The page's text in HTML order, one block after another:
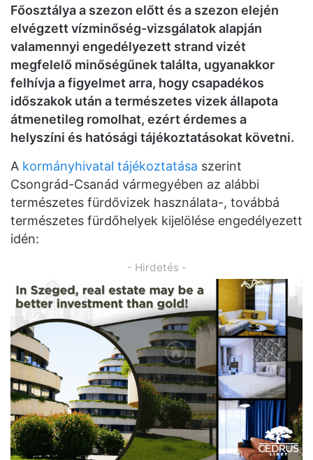
Főosztálya a szezon előtt és a szezon elején
elvégzett vízminőség-vizsgálatok alapján
valamennyi engedélyezett strand vizét
megfelelő minőségűnek találta, ugyanakkor
felhívja a figyelmet arra, hogy csapadékos
időszakok után a természetes vizek állapota
átmenetileg romolhat, ezért érdemes a
helyszíni és hatósági tájékoztatásokat követni.
A kormányhivatal tájékoztatása szerint
Csongrád-Csanád vármegyében az alábbi
természetes fürdővizek használata-, továbbá
természetes fürdőhelyek kijelölése engedélyezett
idén:
- Hirdetés -